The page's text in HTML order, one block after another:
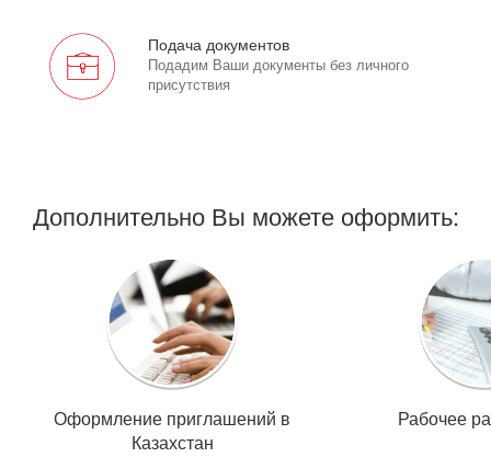
Подача документов
Подадим Ваши документы без личного
присутствия
Дополнительно Вы можете оформить:
Оформление приглашений в
Казахстан
Рабочее